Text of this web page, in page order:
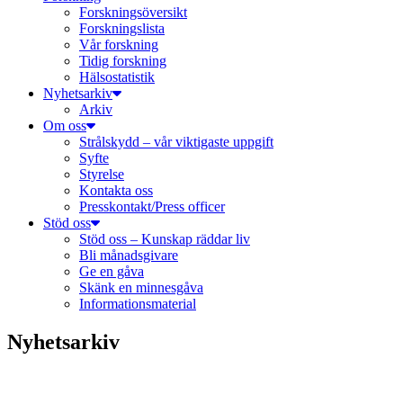
Forskningsöversikt
Forskningslista
Vår forskning
Tidig forskning
Hälsostatistik
Nyhetsarkiv
Arkiv
Om oss
Strålskydd – vår viktigaste uppgift
Syfte
Styrelse
Kontakta oss
Presskontakt/Press officer
Stöd oss
Stöd oss – Kunskap räddar liv
Bli månadsgivare
Ge en gåva
Skänk en minnesgåva
Informationsmaterial
Nyhetsarkiv